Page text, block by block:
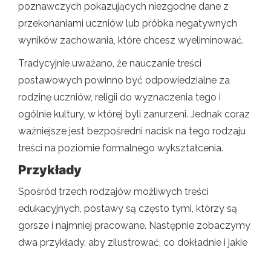
poznawczych pokazujących niezgodne dane z
przekonaniami uczniów lub próbka negatywnych
wyników zachowania, które chcesz wyeliminować.
Tradycyjnie uważano, że nauczanie treści
postawowych powinno być odpowiedzialne za
rodzinę uczniów, religii do wyznaczenia tego i
ogólnie kultury, w której byli zanurzeni. Jednak coraz
ważniejsze jest bezpośredni nacisk na tego rodzaju
treści na poziomie formalnego wykształcenia.
Przykłady
Spośród trzech rodzajów możliwych treści
edukacyjnych, postawy są często tymi, którzy są
gorsze i najmniej pracowane. Następnie zobaczymy
dwa przykłady, aby zilustrować, co dokładnie i jakie